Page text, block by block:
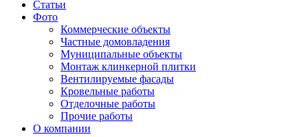
Статьи
Фото
Коммерческие объекты
Частные домовладения
Муниципальные объекты
Монтаж клинкерной плитки
Вентилируемые фасады
Кровельные работы
Отделочные работы
Прочие работы
О компании